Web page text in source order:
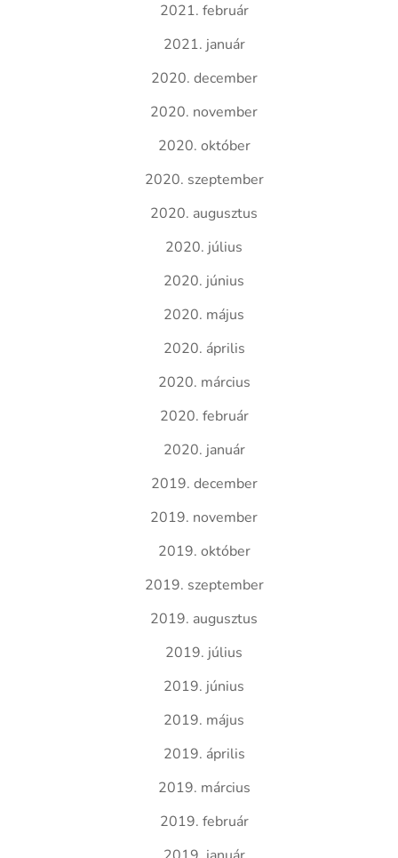
2021. február
2021. január
2020. december
2020. november
2020. október
2020. szeptember
2020. augusztus
2020. július
2020. június
2020. május
2020. április
2020. március
2020. február
2020. január
2019. december
2019. november
2019. október
2019. szeptember
2019. augusztus
2019. július
2019. június
2019. május
2019. április
2019. március
2019. február